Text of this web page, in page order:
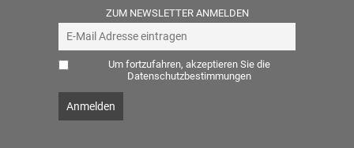
ZUM NEWSLETTER ANMELDEN
Um fortzufahren, akzeptieren Sie die
Datenschutzbestimmungen